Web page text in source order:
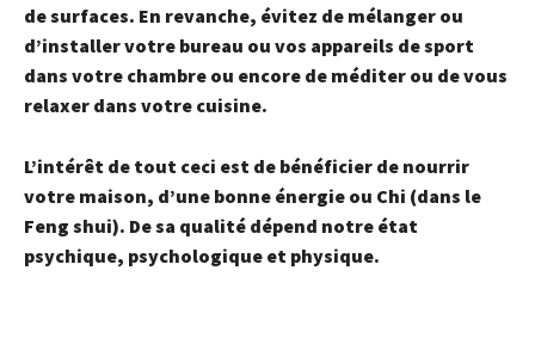
de surfaces. En revanche, évitez de mélanger ou
d’installer votre bureau ou vos appareils de sport
dans votre chambre ou encore de méditer ou de vous
relaxer dans votre cuisine.
L’intérêt de tout ceci est de bénéficier de nourrir
votre maison, d’une bonne énergie ou Chi (dans le
Feng shui). De sa qualité dépend notre état
psychique, psychologique et physique.